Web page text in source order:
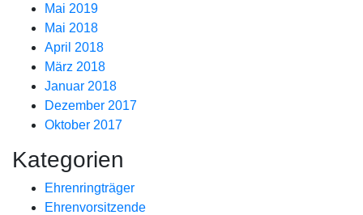
Mai 2019
Mai 2018
April 2018
März 2018
Januar 2018
Dezember 2017
Oktober 2017
Kategorien
Ehrenringträger
Ehrenvorsitzende